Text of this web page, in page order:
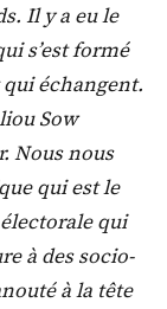
Il y a eu le
s’est formé
échangent.
Sow
Nous nous
qui est le
qui
à des socio-
à la tête